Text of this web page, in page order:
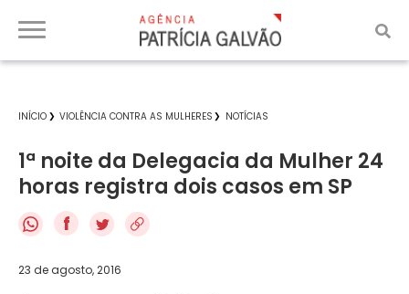
INÍCIO VIOLÊNCIA CONTRA AS MULHERES NOTÍCIAS
1ª noite da Delegacia da Mulher 24
horas registra dois casos em SP
f
23 de agosto, 2016